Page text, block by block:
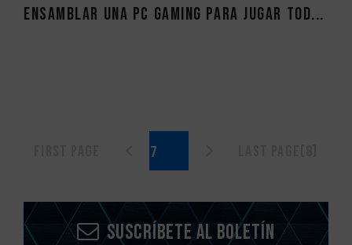
ensamblar una PC Gaming para jugar tod...
Suscríbete al boletín